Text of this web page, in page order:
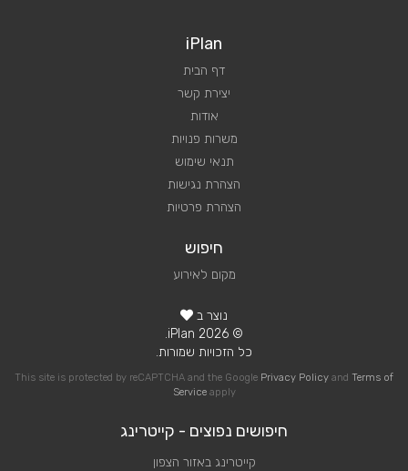
iPlan
דף הבית
יצירת קשר
אודות
משרות פנויות
תנאי שימוש
הצהרת נגישות
הצהרת פרטיות
חיפוש
מקום לאירוע
נוצר ב
© 2026 iPlan.
כל הזכויות שמורות.
This site is protected by reCAPTCHA and the Google Privacy Policy and Terms of
Serviceapply
חיפושים נפוצים - קייטרינג
קייטרינג באזור הצפון